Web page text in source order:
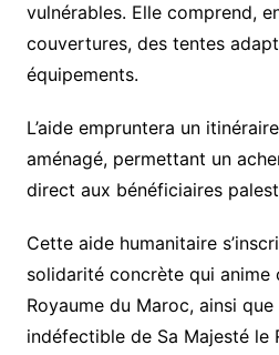
vulnérables. Elle comprend,
couvertures, des tentes
équipements.
L’aide empruntera un
aménagé, permettant un
direct aux bénéficiaires
Cette aide humanitaire
solidarité concrète qui anime
Royaume du Maroc, ainsi que
indéfectible de Sa Majesté le